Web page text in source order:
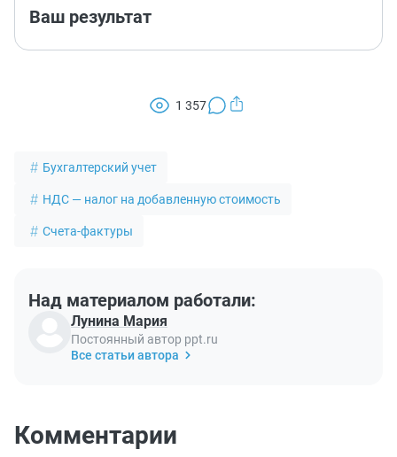
Ваш результат
1 357
Бухгалтерский учет
НДС — налог на добавленную стоимость
Счета-фактуры
Над материалом работали:
Лунина Мария
Постоянный автор ppt.ru
Все статьи автора
Комментарии